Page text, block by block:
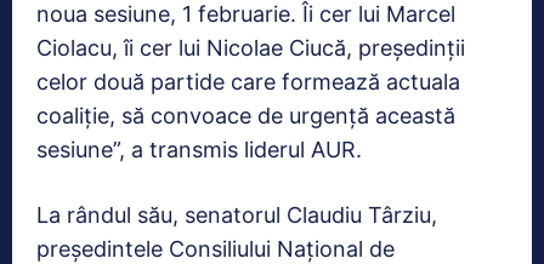
noua sesiune, 1 februarie. Îi cer lui Marcel
Ciolacu, îi cer lui Nicolae Ciucă, preşedinţii
celor două partide care formează actuala
coaliţie, să convoace de urgenţă această
sesiune”, a transmis liderul AUR.
La rândul său, senatorul Claudiu Târziu,
preşedintele Consiliului Naţional de